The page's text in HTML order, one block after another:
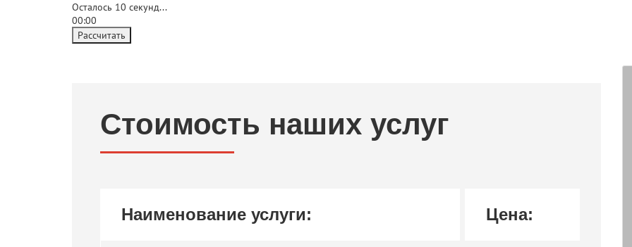
Осталось 10 секунд...
00:00
Рассчитать
Стоимость наших услуг
Наименование услуги: Цена: